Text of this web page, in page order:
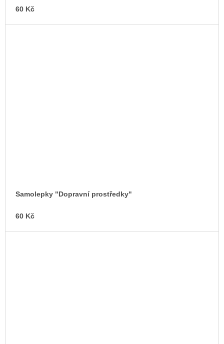
60 Kč
Samolepky "Dopravní prostředky"
60 Kč